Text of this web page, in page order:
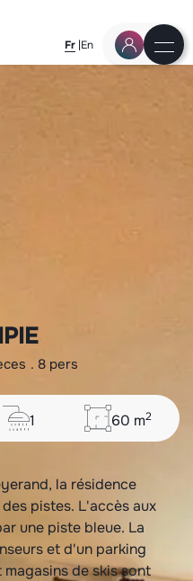
Fr En
8 pers
1 60 m2
la résidence
pistes. L'accès aux
une piste bleue. La
et d'un parking
de skis sont